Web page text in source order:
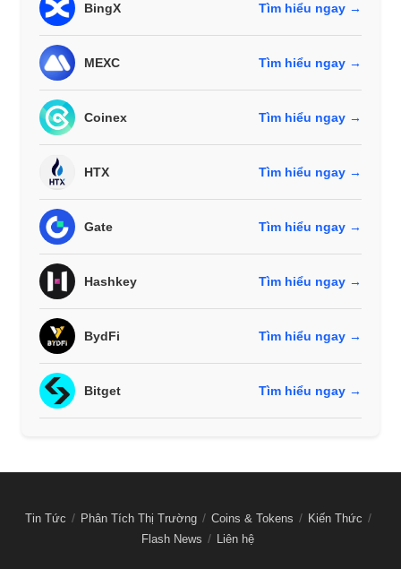
BingX Tìm hiểu ngay →
MEXC Tìm hiểu ngay →
Coinex Tìm hiểu ngay →
HTX Tìm hiểu ngay →
Gate Tìm hiểu ngay →
Hashkey Tìm hiểu ngay →
BydFi Tìm hiểu ngay →
Bitget Tìm hiểu ngay →
Tin Tức Phân Tích Thị Trường Coins & Tokens
Kiến Thức
Flash News
Liên hệ